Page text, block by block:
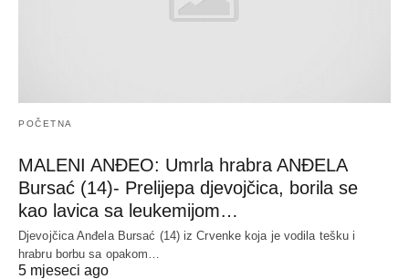
POČETNA
MALENI ANĐEO: Umrla hrabra ANĐELA
Bursać (14)- Prelijepa djevojčica, borila se
kao lavica sa leukemijom…
Djevojčica Anđela Bursać (14) iz Crvenke koja je vodila tešku i
hrabru borbu sa opakom…
5 mjeseci ago